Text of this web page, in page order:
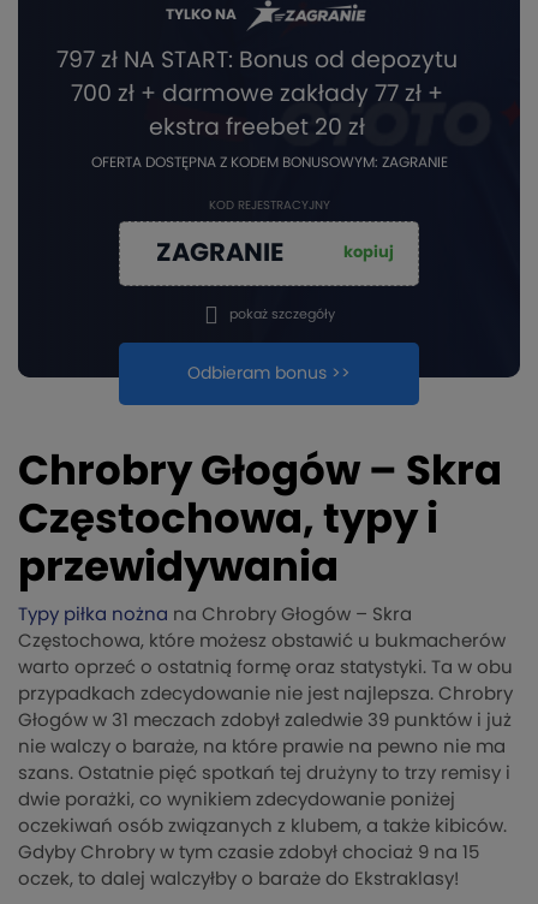
TYLKO NA
797 zł NA START: Bonus od depozytu
700 zł + darmowe zakłady 77 zł +
ekstra freebet 20 zł
OFERTA DOSTĘPNA Z KODEM BONUSOWYM: ZAGRANIE
KOD REJESTRACYJNY
ZAGRANIE kopiuj
Odbieram bonus >>
pokaż szczegóły
Chrobry Głogów – Skra
Częstochowa, typy i
przewidywania
Typy piłka nożna na Chrobry Głogów – Skra
Częstochowa, które możesz obstawić u bukmacherów
warto oprzeć o ostatnią formę oraz statystyki. Ta w obu
przypadkach zdecydowanie nie jest najlepsza. Chrobry
Głogów w 31 meczach zdobył zaledwie 39 punktów i już
nie walczy o baraże, na które prawie na pewno nie ma
szans. Ostatnie pięć spotkań tej drużyny to trzy remisy i
dwie porażki, co wynikiem zdecydowanie poniżej
oczekiwań osób związanych z klubem, a także kibiców.
Gdyby Chrobry w tym czasie zdobył chociaż 9 na 15
oczek, to dalej walczyłby o baraże do Ekstraklasy!